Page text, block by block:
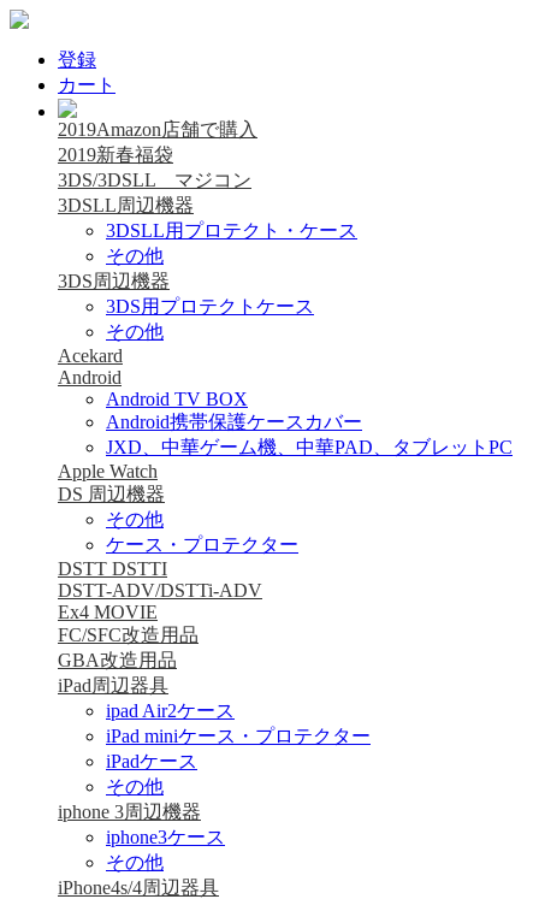
登録
カート
2019Amazon店舗で購入
2019新春福袋
3DS/3DSLL マジコン
3DSLL周辺機器
3DSLL用プロテクト・ケース
その他
3DS周辺機器
3DS用プロテクトケース
その他
Acekard
Android
Android TV BOX
Android携帯保護ケースカバー
JXD、中華ゲーム機、中華PAD、タブレットPC
Apple Watch
DS 周辺機器
その他
ケース・プロテクター
DSTT DSTTI
DSTT-ADV/DSTTi-ADV
Ex4 MOVIE
FC/SFC改造用品
GBA改造用品
iPad周辺器具
ipad Air2ケース
iPad miniケース・プロテクター
iPadケース
その他
iphone 3周辺機器
iphone3ケース
その他
iPhone4s/4周辺器具